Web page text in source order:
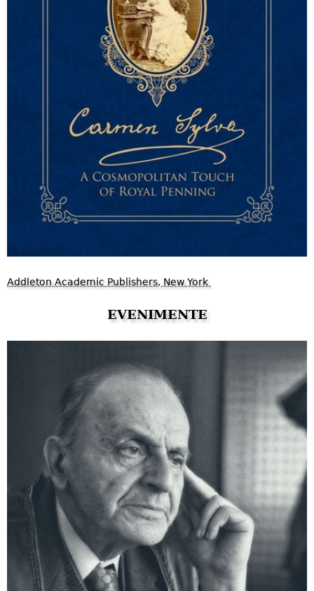
Addleton Academic Publishers, New York
EVENIMENTE